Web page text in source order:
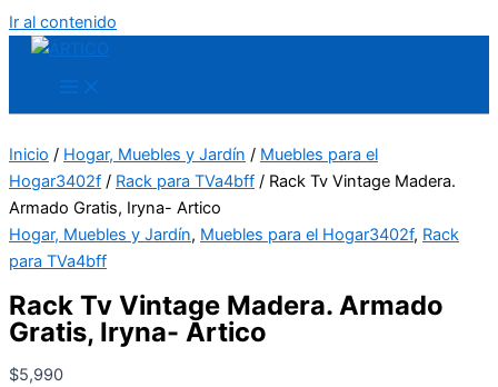
Ir al contenido
Inicio / Hogar, Muebles y Jardín / Muebles para el
Hogar3402f / Rack para TVa4bff / Rack Tv Vintage Madera.
Armado Gratis, Iryna- Artico
Hogar, Muebles y Jardín, Muebles para el Hogar3402f, Rack
para TVa4bff
Rack Tv Vintage Madera. Armado
Gratis, Iryna- Artico
$5,990